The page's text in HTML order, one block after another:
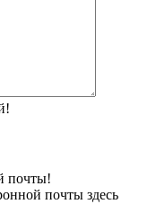
почты!
почты здесь